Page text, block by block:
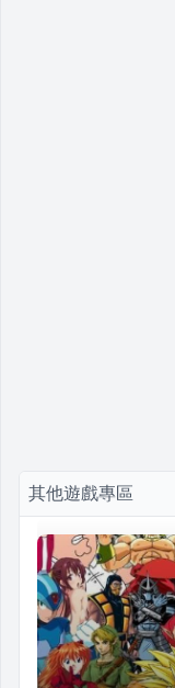
其他遊戲專區